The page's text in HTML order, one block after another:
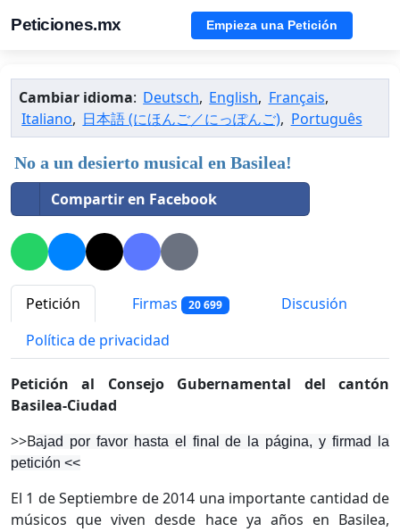
Peticiones.mx Empieza una Petición
Cambiar idioma: Deutsch, English, Français,
Italiano, 日本語 (にほんご／にっぽんご), Português
No a un desierto musical en Basilea!
Compartir en Facebook
Petición Firmas 20 699
Discusión
Política de privacidad
Petición al Consejo Gubernamental del cantón
Basilea-Ciudad
>>Bajad por favor hasta el final de la página, y firmad la
petición <<
El 1 de Septiembre de 2014 una importante cantidad de
músicos que viven desde hace ya años en Basilea,